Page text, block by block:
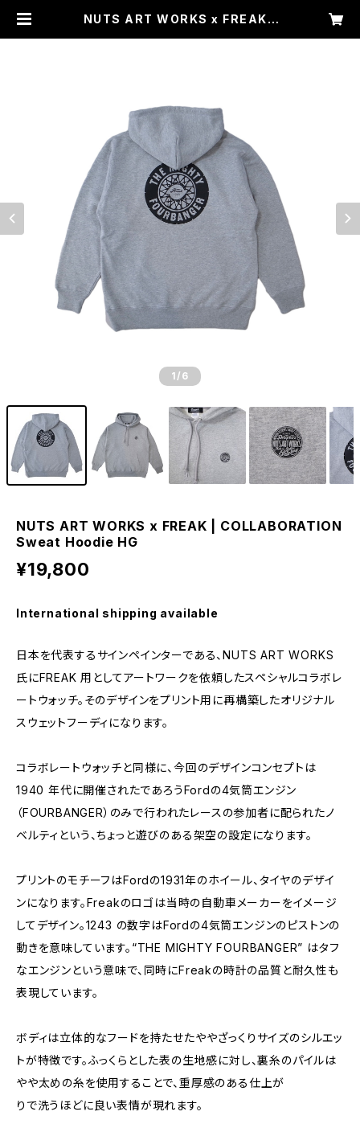
NUTS ART WORKS x FREAK |
1 /6
NUTS ART WORKS x FREAK | COLLABORATION
Sweat Hoodie HG
¥19,800
International shipping available
日本を代表するサインペインターである、NUTS ART WORKS
氏にFREAK 用としてアートワークを依頼したスペシャルコラボレ
ートウォッチ。そのデザインをプリント用に再構築したオリジナル
スウェットフーディになります。
コラボレートウォッチと同様に、今回のデザインコンセプトは
1940 年代に開催されたであろうFordの4気筒エンジン
（FOURBANGER）のみで行われたレースの参加者に配られたノ
ベルティという、ちょっと遊びのある架空の設定になります。
プリントのモチーフはFordの1931年のホイール、タイヤのデザイ
ンになります。Freakのロゴは当時の自動車メーカーをイメージ
してデザイン。1243 の数字はFordの4気筒エンジンのピストンの
動きを意味しています。“THE MIGHTY FOURBANGER” はタフ
なエンジンという意味で、同時にFreakの時計の品質と耐久性も
表現しています。
ボディは立体的なフードを持たせたややざっくりサイズのシルエッ
トが特徴です。ふっくらとした表の生地感に対し、裏糸のパイルは
やや太めの糸を使用することで、重厚感のある仕上が
りで洗うほどに良い表情が現れます。